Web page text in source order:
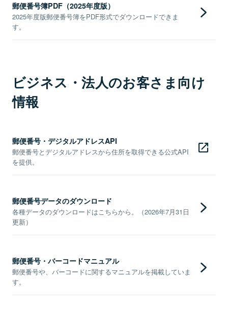
郵便番号簿PDF（2025年度版）
2025年度版郵便番号簿をPDF形式でダウンロードできま
す。
ビジネス・法人のお客さま向け
情報
郵便番号・デジタルアドレスAPI
郵便番号とデジタルアドレスから住所を取得できる公式API
を提供。
郵便番号データのダウンロード
各種データのダウンロードはこちらから。（2026年7月31日
更新）
郵便番号・バーコードマニュアル
郵便番号や、バーコードに関するマニュアルを掲載していま
す。